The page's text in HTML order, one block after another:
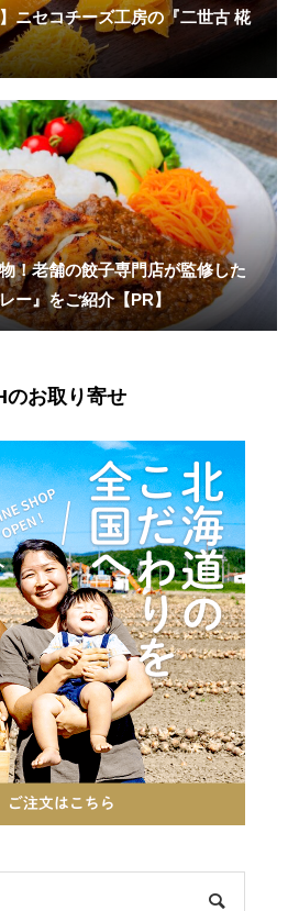
ニセコチーズ工房の『二世古 椛
！老舗の餃子専門店が監修した
ー』をご紹介【PR】
のお取り寄せ